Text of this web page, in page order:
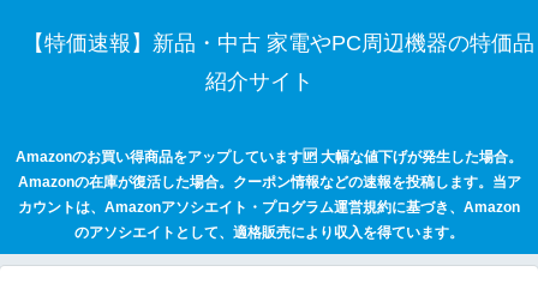
【特価速報】新品・中古 家電やPC周辺機器の特価品
紹介サイト
Amazonのお買い得商品をアップしています🆙 大幅な値下げが発生した場合。
Amazonの在庫が復活した場合。クーポン情報などの速報を投稿します。当ア
カウントは、Amazonアソシエイト・プログラム運営規約に基づき、Amazon
のアソシエイトとして、適格販売により収入を得ています。